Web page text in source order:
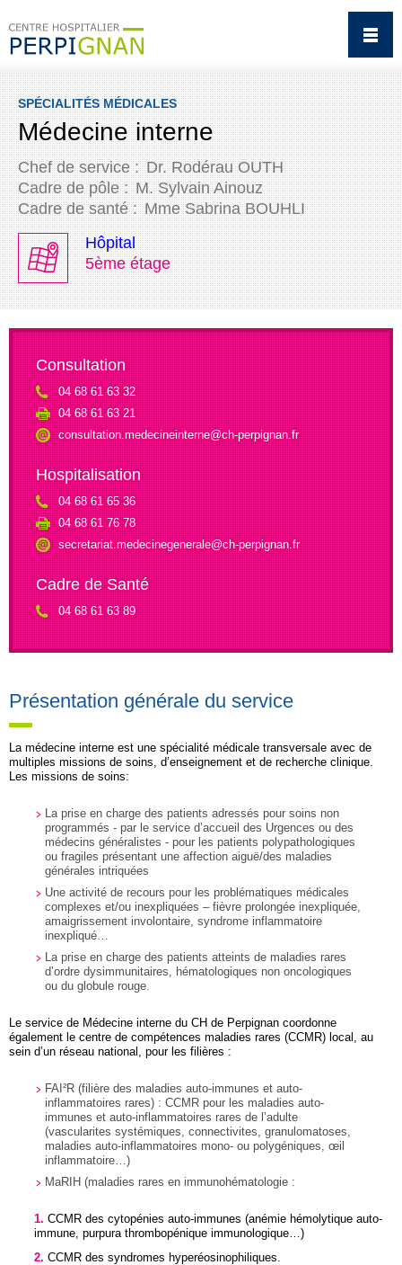
SPÉCIALITÉS MÉDICALES
Médecine interne
Chef de service : Dr. Rodérau OUTH
Cadre de pôle : M. Sylvain Ainouz
Cadre de santé : Mme Sabrina BOUHLI
Hôpital
5ème étage
Consultation
04 68 61 63 32
04 68 61 63 21
consultation.medecineinterne@ch-perpignan.fr
Hospitalisation
04 68 61 65 36
04 68 61 76 78
secretariat.medecinegenerale@ch-perpignan.fr
Cadre de Santé
04 68 61 63 89
Présentation générale du service
La médecine interne est une spécialité médicale transversale avec de
multiples missions de soins, d’enseignement et de recherche clinique.
Les missions de soins:
La prise en charge des patients adressés pour soins non
programmés - par le service d’accueil des Urgences ou des
médecins généralistes - pour les patients polypathologiques
ou fragiles présentant une affection aiguë/des maladies
générales intriquées
Une activité de recours pour les problématiques médicales
complexes et/ou inexpliquées – fièvre prolongée inexpliquée,
amaigrissement involontaire, syndrome inflammatoire
inexpliqué…
La prise en charge des patients atteints de maladies rares
d’ordre dysimmunitaires, hématologiques non oncologiques
ou du globule rouge.
Le service de Médecine interne du CH de Perpignan coordonne
également le centre de compétences maladies rares (CCMR) local, au
sein d’un réseau national, pour les filières :
FAI²R (filière des maladies auto-immunes et auto-
inflammatoires rares) : CCMR pour les maladies auto-
immunes et auto-inflammatoires rares de l’adulte
(vascularites systémiques, connectivites, granulomatoses,
maladies auto-inflammatoires mono- ou polygéniques, œil
inflammatoire…)
MaRIH (maladies rares en immunohématologie :
CCMR des cytopénies auto-immunes (anémie hémolytique auto-
immune, purpura thrombopénique immunologique…)
CCMR des syndromes hyperéosinophiliques.